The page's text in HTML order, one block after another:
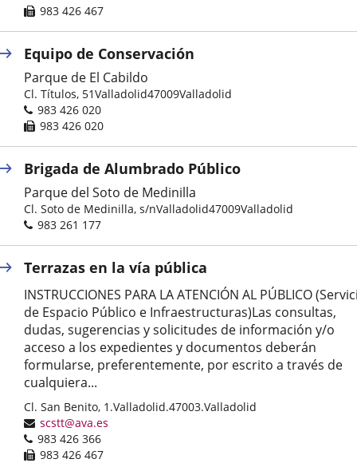
Fax
983 426 467
Equipo de Conservación
Parque de El Cabildo
Postal
address
Cl. Títulos, 51Valladolid47009Valladolid
Phones
983 426 020
Fax
983 426 020
Brigada de Alumbrado Público
Parque del Soto de Medinilla
Postal
address
Cl. Soto de Medinilla, s/nValladolid47009Valladolid
Phones
983 261 177
Terrazas en la vía pública
INSTRUCCIONES PARA LA ATENCIÓN AL PÚBLICO
de Espacio Público e Infraestructuras)Las consultas,
dudas, sugerencias y solicitudes de información y/o
acceso a los expedientes y documentos deberán
formularse, preferentemente, por escrito a través de
cualquiera...
Postal
address
Cl. San Benito, 1.Valladolid.47003.Valladolid
Email
scstt@ava.es
Phones
983 426 366
Fax
983 426 467